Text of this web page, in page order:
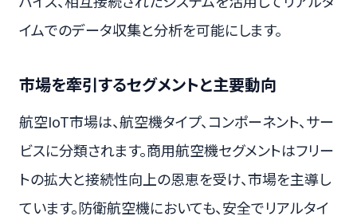
イムでのデータ収集と分析を可能にします。
市場を牽引するセグメントと主要動向
航空IoT市場は、航空機タイプ、コンポーネント、サー
ビスに分類されます。商用航空機セグメントはフリー
トの拡大と接続性向上の恩恵を受け、市場を主導し
ています。防衛航空機においても、安全でリアルタイ